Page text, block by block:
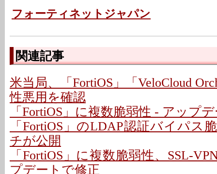
フォーティネットジャパン
関連記事
米当局、「FortiOS」「VeloCloud
性悪用を確認
「FortiOS」に複数脆弱性 - アップ
「FortiOS」のLDAP認証バイパス
チが公開
「FortiOS」に複数脆弱性、SSL-
プデートで修正